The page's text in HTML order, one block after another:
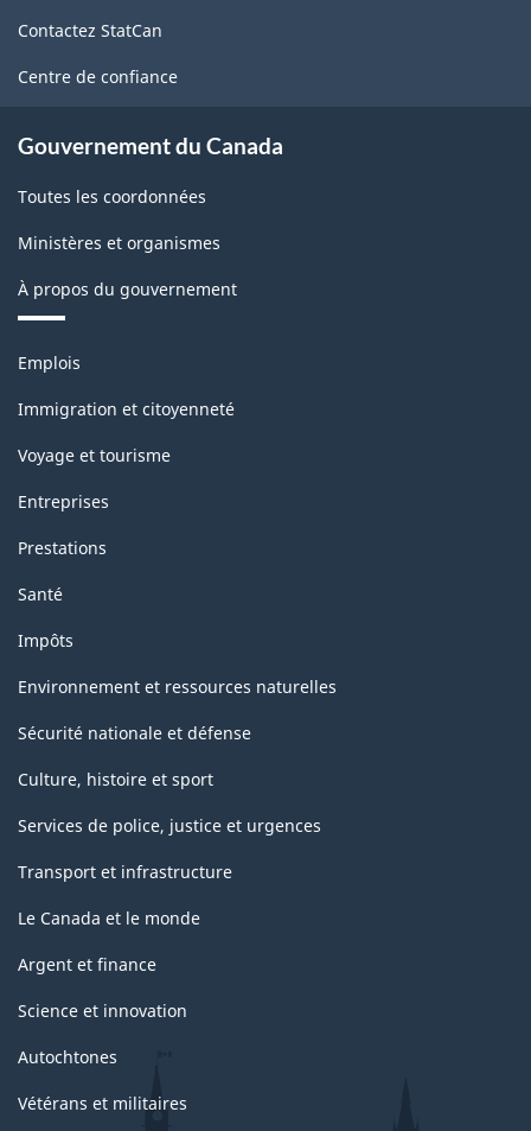
ce
site
Contactez StatCan
Centre de confiance
Gouvernement du Canada
Toutes les coordonnées
Ministères et organismes
À propos du gouvernement
Thèmes
sujets
Emplois
Immigration et citoyenneté
Voyage et tourisme
Entreprises
Prestations
Santé
Impôts
Environnement et ressources naturelles
Sécurité nationale et défense
Culture, histoire et sport
Services de police, justice et urgences
Transport et infrastructure
Le Canada et le monde
Argent et finance
Science et innovation
Autochtones
Vétérans et militaires